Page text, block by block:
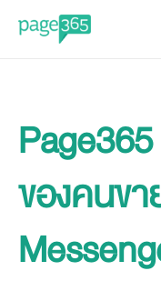
ของคนข